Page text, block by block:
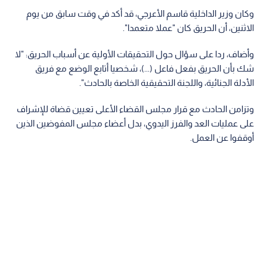
وكان وزير الداخلية قاسم الأعرجي، قد أكد في وقت سابق من يوم
الاثنين، أن الحريق كان "عملا متعمدا".
وأضاف، ردا على سؤال حول التحقيقات الأولية عن أسباب الحريق: "لا
شك بأن الحريق بفعل فاعل (...)، شخصيا أتابع الوضع مع فريق
الأدلة الجنائية، واللجنة التحقيقية الخاصة بالحادث".
وتزامن الحادث مع قرار مجلس القضاء الأعلى تعيين قضاة للإشراف
على عمليات العد والفرز اليدوي، بدل أعضاء مجلس المفوضين الذين
أوقفوا عن العمل.